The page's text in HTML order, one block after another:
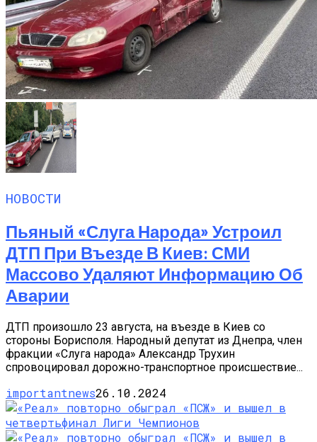
НОВОСТИ
Пьяный «слуга Народа» Устроил
ДТП При Въезде В Киев: СМИ
Массово Удаляют Информацию Об
Аварии
ДТП произошло 23 августа, на въезде в Киев со
стороны Борисполя. Народный депутат из Днепра, член
фракции «Слуга народа» Александр Трухин
спровоцировал дорожно-транспортное происшествие...
importantnews26.10.2024